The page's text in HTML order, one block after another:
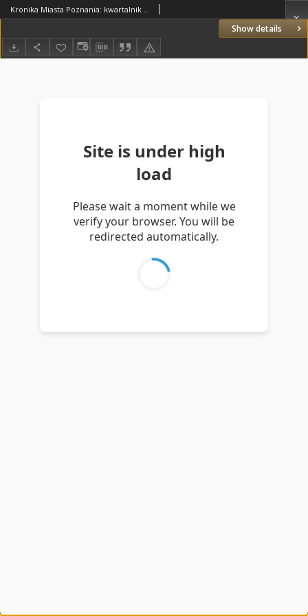
Show details
Kronika Miasta Poznania: kwartalnik poświęcony problematyce współczesnego Poznania 1982.07/12 R.50 Nr3/4